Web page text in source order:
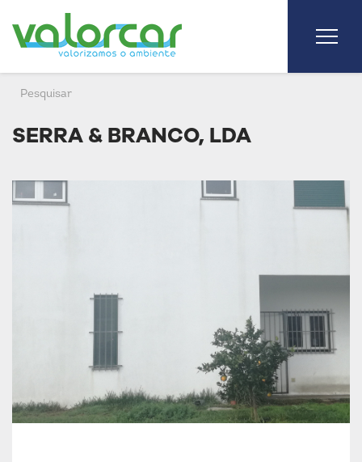
SERRA & BRANCO, LDA